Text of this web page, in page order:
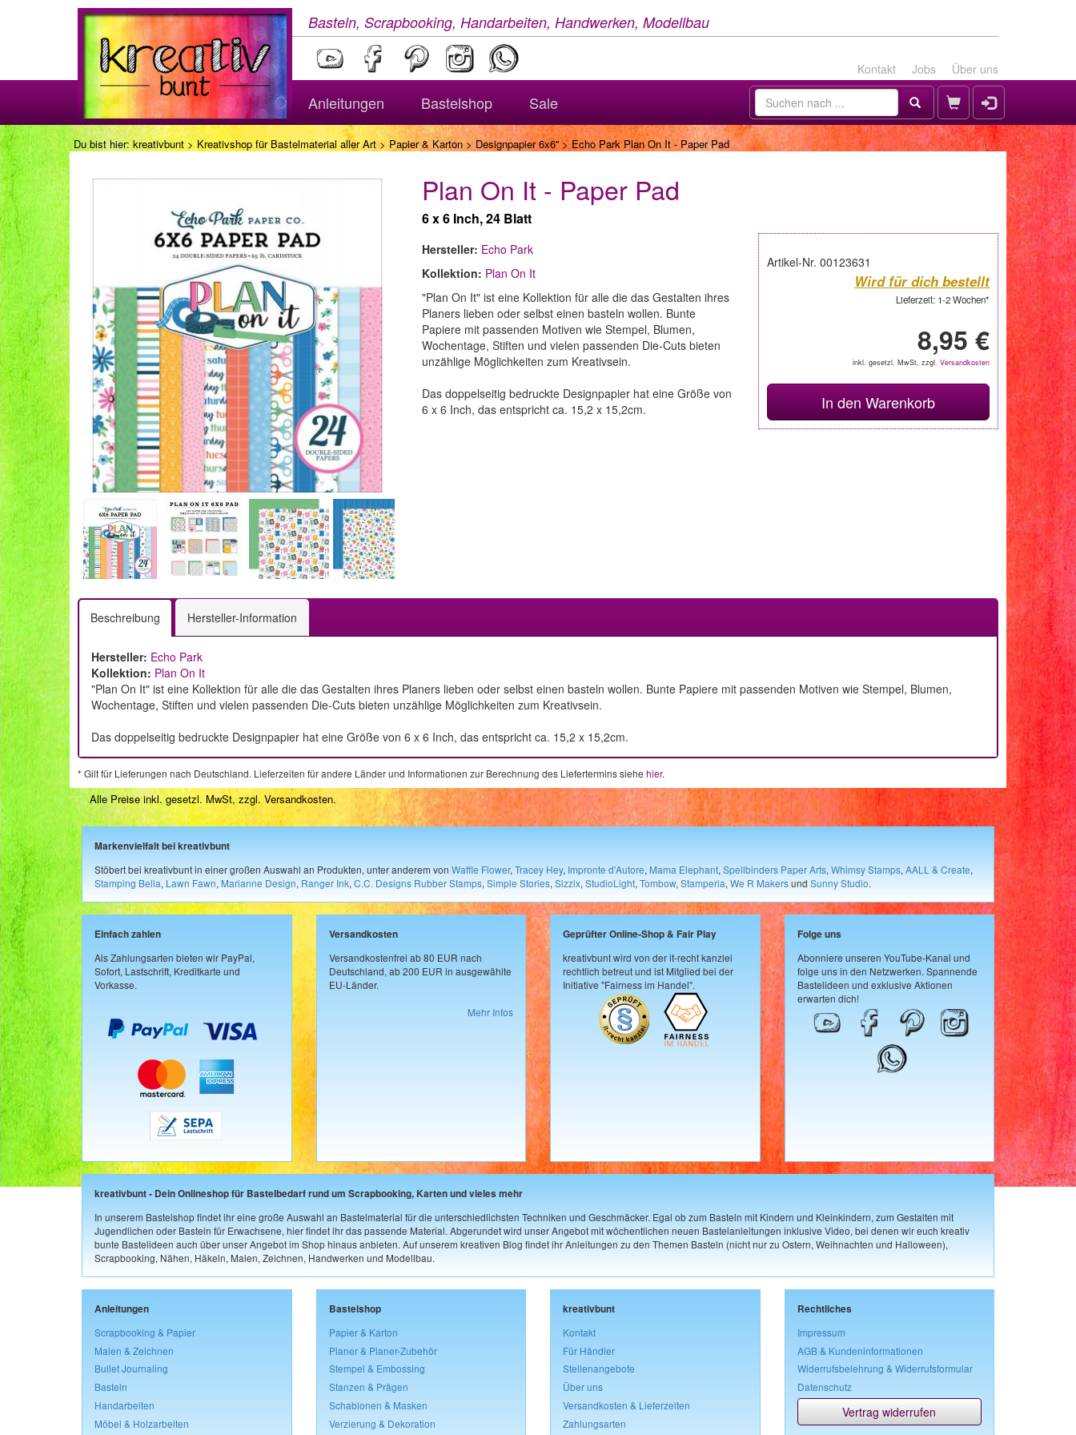
Basteln, Scrapbooking, Handarbeiten, Handwerken, Modellbau
Kontakt Jobs Über uns
Anleitungen Bastelshop Sale
Du bist hier: kreativbunt > Kreativshop für Bastelmaterial aller Art> Papier & Karton> Designpapier 6x6'' > Echo Park Plan On It - Paper Pad
Plan On It - Paper Pad
6 x 6 Inch, 24 Blatt
Artikel-Nr. 00123631
Wird für dich bestellt
Lieferzeit: 1-2 Wochen*
8,95 €
inkl. gesetzl. MwSt, zzgl. Versandkosten
In den Warenkorb
Hersteller: Echo Park
Kollektion: Plan On It
"Plan On It" ist eine Kollektion für alle die das Gestalten ihres
Planers lieben oder selbst einen basteln wollen. Bunte
Papiere mit passenden Motiven wie Stempel, Blumen,
Wochentage, Stiften und vielen passenden Die-Cuts bieten
unzählige Möglichkeiten zum Kreativsein.
Das doppelseitig bedruckte Designpapier hat eine Größe von
6 x 6 Inch, das entspricht ca. 15,2 x 15,2cm.
Beschreibung Hersteller-Information
Hersteller: Echo Park
Kollektion: Plan On It
"Plan On It" ist eine Kollektion für alle die das Gestalten ihres Planers lieben oder selbst einen basteln wollen. Bunte Papiere mit passenden Motiven wie Stempel, Blumen,
Wochentage, Stiften und vielen passenden Die-Cuts bieten unzählige Möglichkeiten zum Kreativsein.
Das doppelseitig bedruckte Designpapier hat eine Größe von 6 x 6 Inch, das entspricht ca. 15,2 x 15,2cm.
* Gilt für Lieferungen nach Deutschland. Lieferzeiten für andere Länder und Informationen zur Berechnung des Liefertermins siehe hier.
Alle Preise inkl. gesetzl. MwSt, zzgl. Versandkosten.
Markenvielfalt bei kreativbunt
Stöbert bei kreativbunt in einer großen Auswahl an Produkten, unter anderem von Waffle Flower, Tracey Hey, Impronte d'Autore, Mama Elephant, Spellbinders Paper Arts, Whimsy Stamps, AALL & Create,
Stamping Bella, Lawn Fawn, Marianne Design, Ranger Ink, C.C. Designs Rubber Stamps, Simple Stories, Sizzix, StudioLight, Tombow, Stamperia, We R Makersund Sunny Studio.
Einfach zahlen
Als Zahlungsarten bieten wir PayPal,
Sofort, Lastschrift, Kreditkarte und
Vorkasse.
Versandkosten
Versandkostenfrei ab 80 EUR nach
Deutschland, ab 200 EUR in ausgewählte
EU-Länder.
Mehr Infos
Geprüfter Online-Shop & Fair Play
kreativbunt wird von der it-recht kanzlei
rechtlich betreut und ist Mitglied bei der
Initiative "Fairness im Handel".
Folge uns
Abonniere unseren YouTube-Kanal und
folge uns in den Netzwerken. Spannende
Bastelideen und exklusive Aktionen
erwarten dich!
kreativbunt - Dein Onlineshop für Bastelbedarf rund um Scrapbooking, Karten und vieles mehr
In unserem Bastelshop findet ihr eine große Auswahl an Bastelmaterial für die unterschiedlichsten Techniken und Geschmäcker. Egal ob zum Basteln mit Kindern und Kleinkindern, zum Gestalten mit
Jugendlichen oder Basteln für Erwachsene, hier findet ihr das passende Material. Abgerundet wird unser Angebot mit wöchentlichen neuen Bastelanleitungen inklusive Video, bei denen wir euch kreativ
bunte Bastelideen auch über unser Angebot im Shop hinaus anbieten. Auf unserem kreativen Blog findet ihr Anleitungen zu den Themen Basteln (nicht nur zu Ostern, Weihnachten und Halloween),
Scrapbooking, Nähen, Häkeln, Malen, Zeichnen, Handwerken und Modellbau.
Anleitungen
Scrapbooking & Papier
Malen & Zeichnen
Bullet Journaling
Basteln
Handarbeiten
Möbel & Holzarbeiten
Bastelshop
Papier & Karton
Planer & Planer-Zubehör
Stempel & Embossing
Stanzen & Prägen
Schablonen & Masken
Verzierung & Dekoration
kreativbunt
Kontakt
Für Händler
Stellenangebote
Über uns
Versandkosten & Lieferzeiten
Zahlungsarten
Rechtliches
Impressum
AGB & Kundeninformationen
Widerrufsbelehrung & Widerrufsformular
Datenschutz
Vertrag widerrufen